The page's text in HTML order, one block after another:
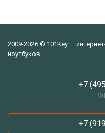
2009-2026 © 101Key —
ноутбуков
+7
+7